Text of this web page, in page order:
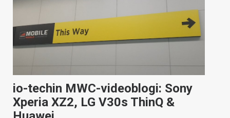
io-techin MWC-videoblogi: Sony
Xperia XZ2, LG V30s ThinQ &